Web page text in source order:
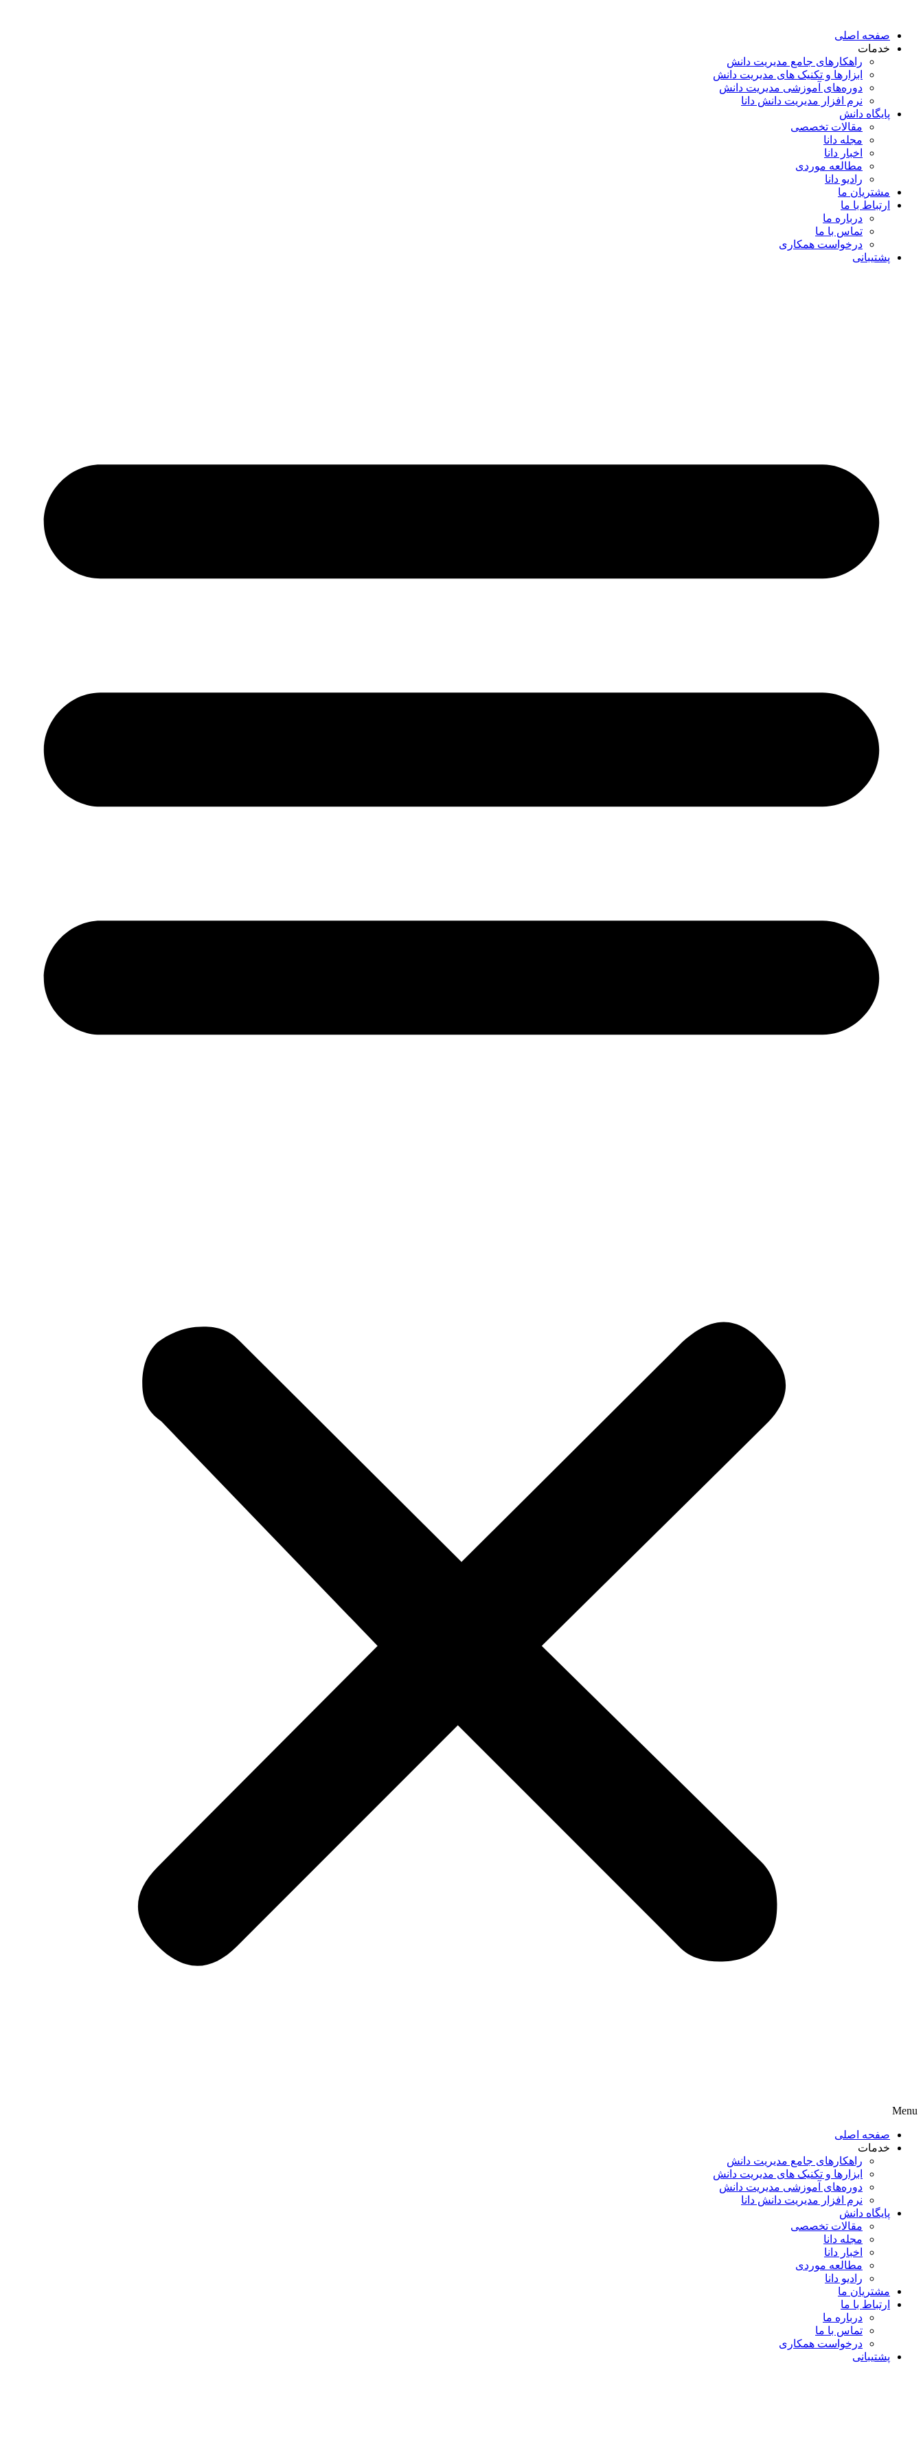
محتوا
صفحه اصلی
خدمات
راهکارهای جامع مدیریت دانش
ابزارها و تکنیک‌ های مدیریت دانش
دوره‌های آموزشی مدیریت دانش
نرم افزار مدیریت دانش دانا
پایگاه دانش
مقالات تخصصی
مجله دانا
اخبار دانا
مطالعه موردی
رادیو دانا
مشتریان ما
ارتباط با ما
درباره ما
تماس با ما
درخواست همکاری
پشتیبانی
Menu
صفحه اصلی
خدمات
راهکارهای جامع مدیریت دانش
ابزارها و تکنیک‌ های مدیریت دانش
دوره‌های آموزشی مدیریت دانش
نرم افزار مدیریت دانش دانا
پایگاه دانش
مقالات تخصصی
مجله دانا
اخبار دانا
مطالعه موردی
رادیو دانا
مشتریان ما
ارتباط با ما
درباره ما
تماس با ما
درخواست همکاری
پشتیبانی